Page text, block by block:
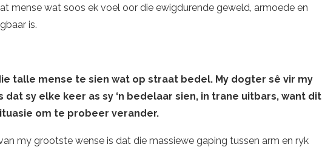
mense wat soos ek voel oor die ewigdurende geweld, armoede en
is.
talle mense te sien wat op straat bedel. My dogter sê vir my
dat sy elke keer as sy ‘n bedelaar sien, in trane uitbars, want dit
om te probeer verander.
my grootste wense is dat die massiewe gaping tussen arm en ryk